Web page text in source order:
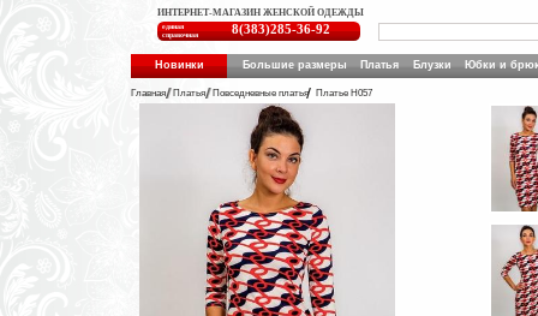
ИНТЕРНЕТ-МАГАЗИН ЖЕНСКОЙ ОДЕЖДЫ
единая
справочная
8(383)285-36-92
Новинки Большие размеры Платья Блузки Юбки и
Главная Платья Повседневные платья Платье Н057